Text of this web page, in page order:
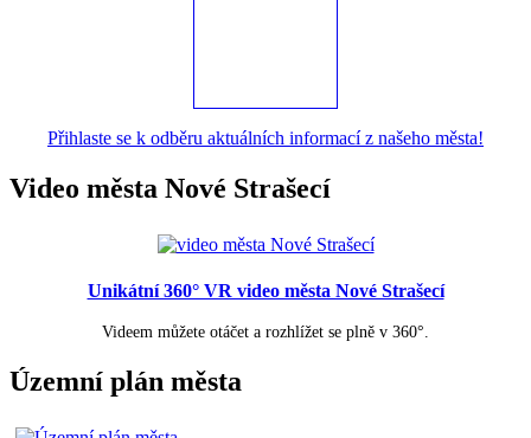
Přihlaste se k odběru aktuálních informací z našeho města!
Video města Nové Strašecí
Unikátní 360° VR video města Nové Strašecí
Videem můžete otáčet a rozhlížet se plně v 360°.
Územní plán města